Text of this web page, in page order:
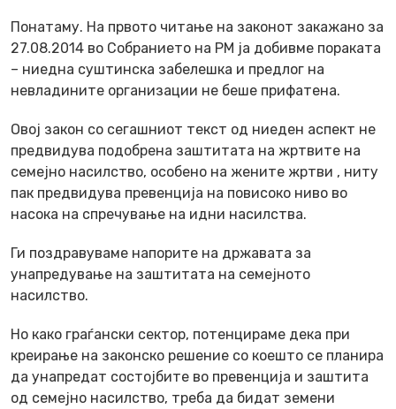
Понатаму. На првото читање на законот закажано за
27.08.2014 во Собранието на РМ ја добивме пораката
– ниедна суштинска забелешка и предлог на
невладините организации не беше прифатена.
Овој закон со сегашниот текст од ниеден аспект не
предвидува подобрена заштитата на жртвите на
семејно насилство, особено на жените жртви , ниту
пак предвидува превенција на повисоко ниво во
насока на спречување на идни насилства.
Ги поздравуваме напорите на државата за
унапредување на заштитата на семејното
насилство.
Но како граѓански сектор, потенцираме дека при
креирање на законско решение со коешто се планира
да унапредат состојбите во превенција и заштита
од семејно насилство, треба да бидат земени